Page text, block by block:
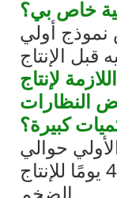
خاص بي؟
نموذج أولي
لإنتاج
النظارات
كبيرة؟
حوالي
7 أيام، وحوالي 25-40 يومًا للإنتاج
الضخم.